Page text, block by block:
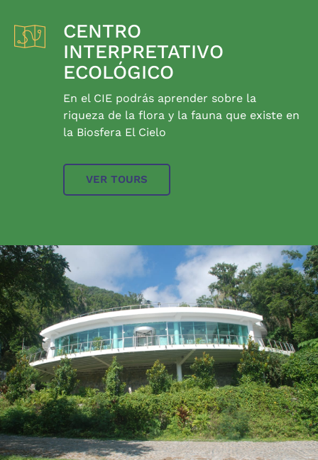
CENTRO
INTERPRETATIVO
ECOLÓGICO
En el CIE podrás aprender sobre la
riqueza de la flora y la fauna que existe en
la Biosfera El Cielo
VER TOURS